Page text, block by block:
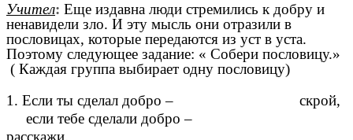
Учител: Еще издавна люди стремились к добру и
ненавидели зло. И эту мысль они отразили в
пословицах, которые передаются из уст в уста.
Поэтому следующее задание: « Собери пословицу.»
( Каждая группа выбирает одну пословицу)
1. Если ты сделал добро – скрой,
если тебе сделали добро –
расскажи.